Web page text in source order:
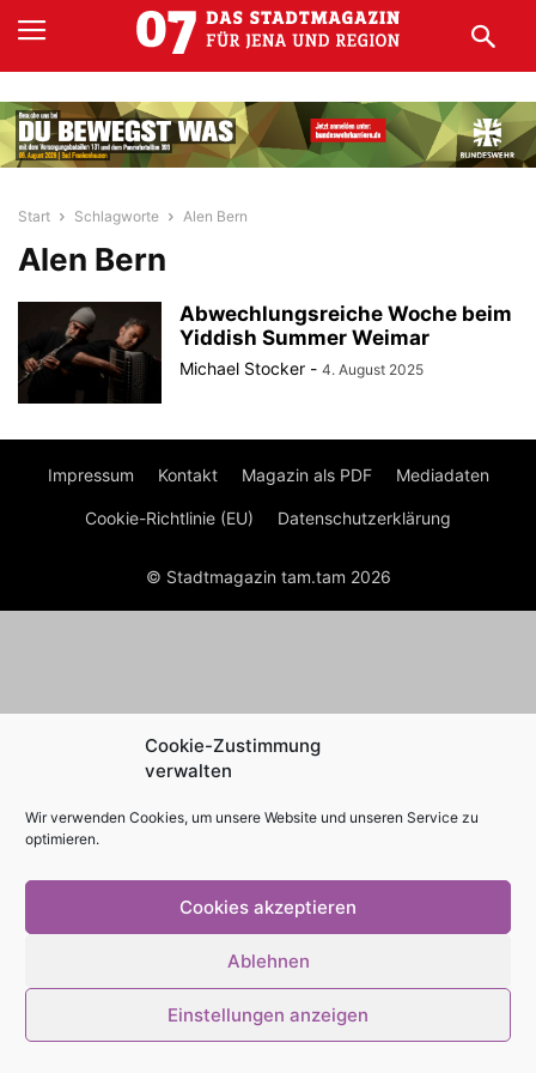
Cookie-Zustimmung
verwalten
Wir verwenden Cookies, um unsere Website und unseren Service zu
optimieren.
Cookies akzeptieren
Ablehnen
Einstellungen anzeigen
Start Schlagworte Alen Bern
Alen Bern
Abwechlungsreiche Woche beim
Yiddish Summer Weimar
Michael Stocker - 4. August 2025
Impressum Kontakt Magazin als PDF Mediadaten
Cookie-Richtlinie (EU) Datenschutzerklärung
© Stadtmagazin tam.tam 2026